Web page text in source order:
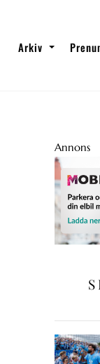
Arkiv
Annons